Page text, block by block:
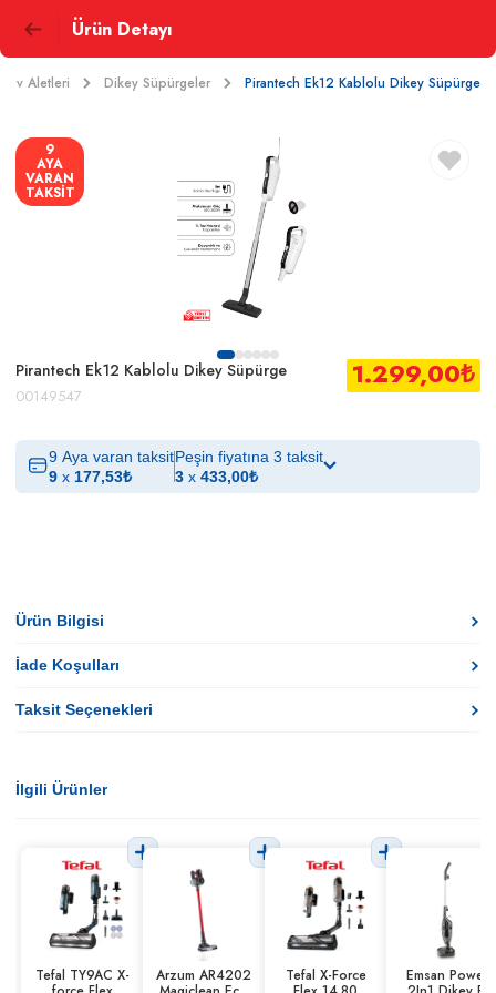
Ürün Detayı
Ev Aletleri Dikey Süpürgeler Pirantech Ek12 Kablolu Dikey Süpürge
9
AYA
VARAN
TAKSİT
Pirantech Ek12 Kablolu Dikey Süpürge
00149547
1.299,00₺
9 Aya varan taksit
9 x 177,53₺
Peşin fiyatına 3 taksit
3 x 433,00₺
Ürün Bilgisi
İade Koşulları
Taksit Seçenekleri
İlgili Ürünler
Tefal TY9AC X- Arzum AR4202 Tefal X-Force Emsan Power